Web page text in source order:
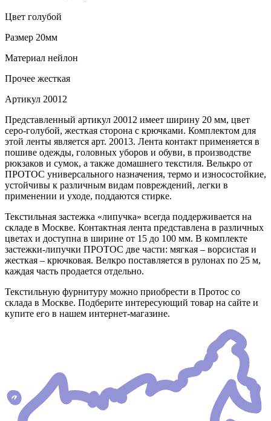
Цвет голубой
Размер 20мм
Материал нейлон
Прочее жесткая
Артикул 20012
Представленный артикул 20012 имеет ширину 20 мм, цвет
серо-голубой, жесткая сторона с крючками. Комплектом для
этой ленты является арт. 20013. Лента контакт применяется в
пошиве одежды, головных уборов и обуви, в производстве
рюкзаков и сумок, а также домашнего текстиля. Велькро от
ПРОТОС универсального назначения, термо и износостойкие,
устойчивы к различным видам повреждений, легки в
применении и уходе, поддаются стирке.
Текстильная застежка «липучка» всегда поддерживается на
складе в Москве. Контактная лента представлена в различных
цветах и доступна в ширине от 15 до 100 мм. В комплекте
застежки-липучки ПРОТОС две части: мягкая – ворсистая и
жесткая – крючковая. Велкро поставляется в рулонах по 25 м,
каждая часть продается отдельно.
Текстильную фурнитуру можно приобрести в Протос со
склада в Москве. Подберите интересующий товар на сайте и
купите его в нашем интернет-магазине.